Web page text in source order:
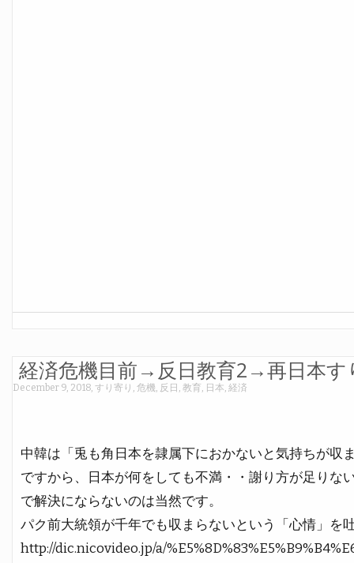
経済危機目前→反日教育2→再日本す
December 9, 2018, すり寄り , 危機, 反日 , 教育, 日本, 経済
中韓は「兎も角日本を隷属下におかないと気持ちが収
ですから、日本が何をしても不満・・謝り方が足りな
で解決にならないのは当然です。
パク前大統領が千年でも収まらないという「心情」を
http://dic.nicovideo.jp/a/